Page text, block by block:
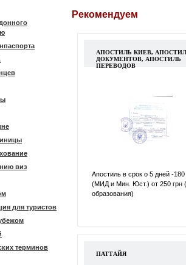
виз
для туристов
терминов
Рекомендуем
АПОСТИЛЬ КИЕВ,
ДОКУМЕНТОВ, АПОСТИЛЬ
ПЕРЕВОДОВ
Апостиль в срок о 5 дней -180
(МИД и Мин. Юст.) от 250 грн
образования)
ПАТТАЙЯ